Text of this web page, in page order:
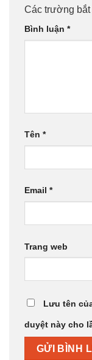
Các trường
Bình luận *
Tên *
Email *
Trang web
Lưu tên
duyệt này cho